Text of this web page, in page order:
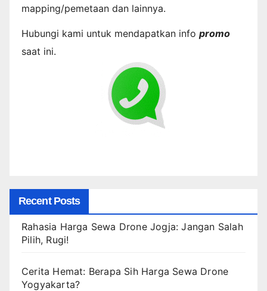
mapping/pemetaan dan lainnya.
Hubungi kami untuk mendapatkan info promo
saat ini.
Recent Posts
Rahasia Harga Sewa Drone Jogja: Jangan Salah
Pilih, Rugi!
Cerita Hemat: Berapa Sih Harga Sewa Drone
Yogyakarta?